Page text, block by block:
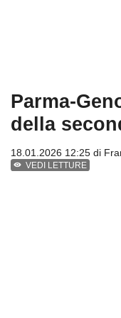
Parma-
della
18.01.2026 12:25 di
VEDI LETTURE